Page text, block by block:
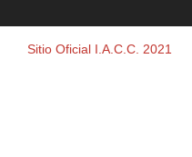
Sitio Oficial I.A.C.C. 2021